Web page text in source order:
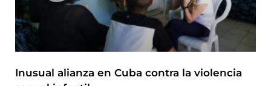
Inusual alianza en Cuba contra la violencia